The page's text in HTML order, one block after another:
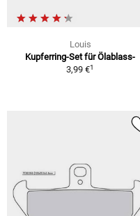
Louis
Kupferring-Set für Ölablass-
3,99 €1